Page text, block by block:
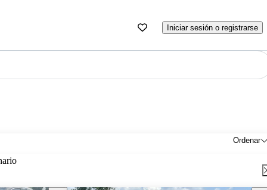
Iniciar sesión o registrarse
Ordenar